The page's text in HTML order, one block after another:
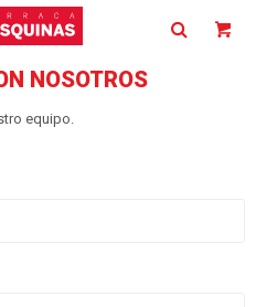
NOSOTROS
equipo.